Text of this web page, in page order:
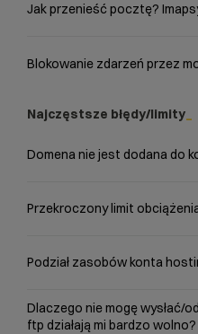
Jak przenieść pocztę?
Blokowanie zdarzeń przez
Najczęstsze błędy/limity
Domena nie jest dodana do
Przekroczony limit
Podział zasobów konta
Dlaczego nie mogę wysłać/
ftp działają mi bardzo